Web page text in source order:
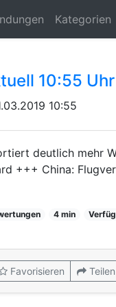
Kategorien
10:55 Uhr
10:55
deutlich mehr
+++ China:
4 min
Favorisieren Teilen